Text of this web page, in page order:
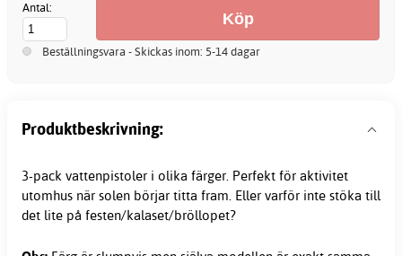
Antal:
Beställningsvara - Skickas inom: 5-14 dagar
Produktbeskrivning:
3-pack vattenpistoler i olika färger. Perfekt för aktivitet
utomhus när solen börjar titta fram. Eller varför inte stöka till
det lite på festen/kalaset/bröllopet?